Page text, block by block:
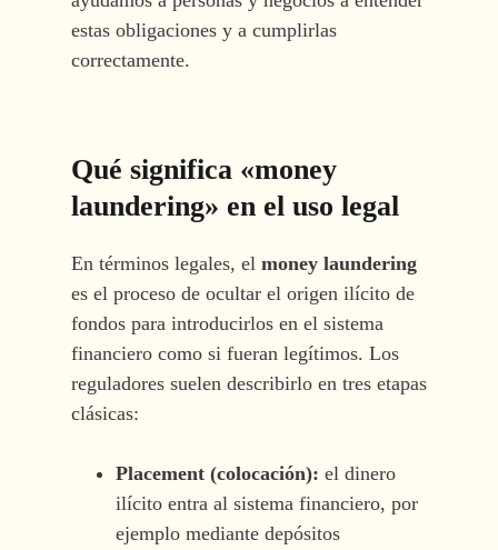
estas obligaciones y a cumplirlas
correctamente.
Qué significa «money
laundering» en el uso legal
En términos legales, el money laundering
es el proceso de ocultar el origen ilícito de
fondos para introducirlos en el sistema
financiero como si fueran legítimos. Los
reguladores suelen describirlo en tres etapas
clásicas:
Placement (colocación): el dinero
ilícito entra al sistema financiero, por
ejemplo mediante depósitos